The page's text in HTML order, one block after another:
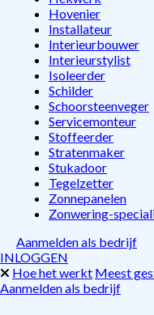
Hovenier
Installateur
Interieurbouwer
Interieurstylist
Isoleerder
Schilder
Schoorsteenveger
Servicemonteur
Stoffeerder
Stratenmaker
Stukadoor
Tegelzetter
Zonnepanelen
Zonwering-
Aanmelden als bedrijf
INLOGGEN
Hoe het werkt Meest
Aanmelden als bedrijf